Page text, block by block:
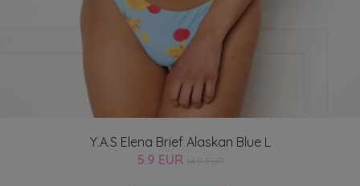
Y.A.S Elena Brief Alaskan Blue L
5.9 EUR